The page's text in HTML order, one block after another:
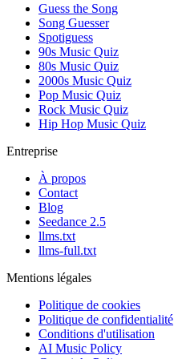
Guess the Song
Song Guesser
Spotiguess
90s Music Quiz
80s Music Quiz
2000s Music Quiz
Pop Music Quiz
Rock Music Quiz
Hip Hop Music Quiz
Entreprise
À propos
Contact
Blog
Seedance 2.5
llms.txt
llms-full.txt
Mentions légales
Politique de cookies
Politique de confidentialité
Conditions d'utilisation
AI Music Policy